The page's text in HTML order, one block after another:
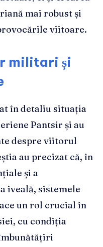
mai robust și
viitoare.
militari și
în detaliu situația
Pantsir și au
despre viitorul
au precizat că, în
și a
iveală, sistemele
un rol crucial în
cu condiția